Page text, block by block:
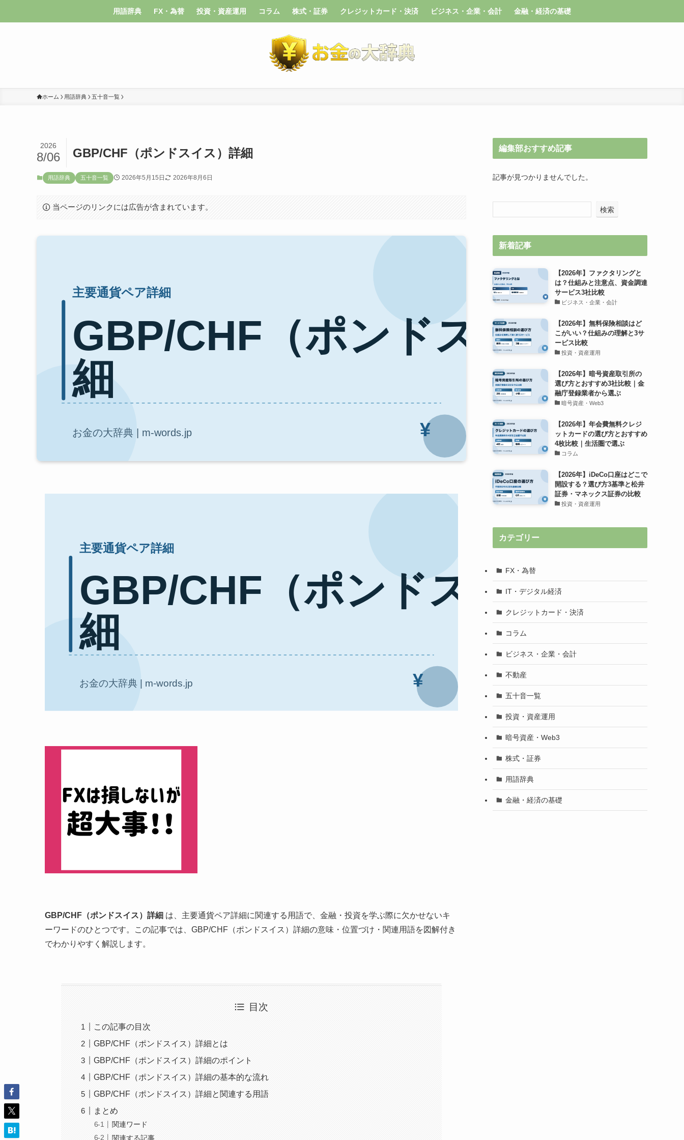
用語辞典 FX・為替 投資・資産運用 コラム 株式・証券 クレジットカード・決済 ビジネス・企業・会計 金融・経済の基礎
ホーム 用語辞典 五十音一覧
GBP/CHF（ポンドスイス）詳細
2026
8/06
用語辞典 五十音一覧 2026年5月15日 2026年8月6日
当ページのリンクには広告が含まれています。
GBP/CHF（ポンドスイス）詳細 は、主要通貨ペア詳細に関連する用語で、金融・投資を学ぶ際に欠かせないキ
ーワードのひとつです。この記事では、GBP/CHF（ポンドスイス）詳細の意味・位置づけ・関連用語を図解付き
でわかりやすく解説します。
目次
この記事の目次
GBP/CHF（ポンドスイス）詳細とは
GBP/CHF（ポンドスイス）詳細のポイント
GBP/CHF（ポンドスイス）詳細の基本的な流れ
GBP/CHF（ポンドスイス）詳細と関連する用語
まとめ
関連ワード
関連する記事
編集部おすすめ記事
記事が見つかりませんでした。
検索
新着記事
【2026年】ファクタリングと
は？仕組みと注意点、資金調達
サービス3社比較
ビジネス・企業・会計
【2026年】無料保険相談はど
こがいい？仕組みの理解と3サ
ービス比較
投資・資産運用
【2026年】暗号資産取引所の
選び方とおすすめ3社比較｜金
融庁登録業者から選ぶ
暗号資産・Web3
【2026年】年会費無料クレジ
ットカードの選び方とおすすめ
4枚比較｜生活圏で選ぶ
コラム
【2026年】iDeCo口座はどこで
開設する？選び方3基準と松井
証券・マネックス証券の比較
投資・資産運用
カテゴリー
FX・為替
IT・デジタル経済
クレジットカード・決済
コラム
ビジネス・企業・会計
不動産
五十音一覧
投資・資産運用
暗号資産・Web3
株式・証券
用語辞典
金融・経済の基礎